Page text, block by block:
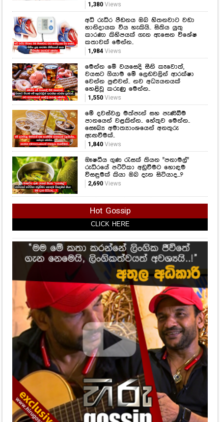
1,380Views
අධි රුධිර පීඩනය ඔබ හිතනවාට වඩා
හානිදායක විය හැකියි.. සිතිය යුතු
කාරණා කිහිපයක් ගැන ඇසෙන විශේෂ
කතාවක් මෙන්න..
1,984Views
මෙන්න මේ වයසෙදි සීනි කෑවොත්,
වයසට ගියාම මේ ලෙඩවලින් ආරක්ෂා
වෙන්න පුළුවන්.. නව අධ්‍යයනයක්
හෙළිවූ කරුණු මෙන්න..
1,550Views
මේ දවස්වල මත්පැන් සහ පැණිබීම
පානයෙන් වළකින්න.. හේතුව මෙන්න..
සෞඛ්‍ය අමාත්‍යාංශයෙන් අනතුරු
ඇඟවීමක්..
1,840Views
ඖෂධීය ගුණ රැසක් තියන "පනාමල්"
රුධිරයේ පට්ටිකා අඩුවීමට හොඳම
විසඳුමක් කියා ඔබ දැන සිටියාද...?
2,690Views
Hot Gossip
CLICK HERE